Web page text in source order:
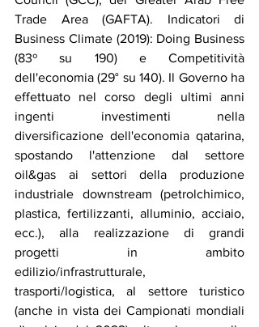
Trade Area (GAFTA). Indicatori di
Business Climate (2019): Doing Business
(83º su 190) e Competitività
dell'economia (29° su 140). Il Governo ha
effettuato nel corso degli ultimi anni
ingenti investimenti nella
diversificazione dell'economia qatarina,
spostando l'attenzione dal settore
oil&gas ai settori della produzione
industriale downstream (petrolchimico,
plastica, fertilizzanti, alluminio, acciaio,
ecc.), alla realizzazione di grandi
progetti in ambito
edilizio/infrastrutturale,
trasporti/logistica, al settore turistico
(anche in vista dei Campionati mondiali